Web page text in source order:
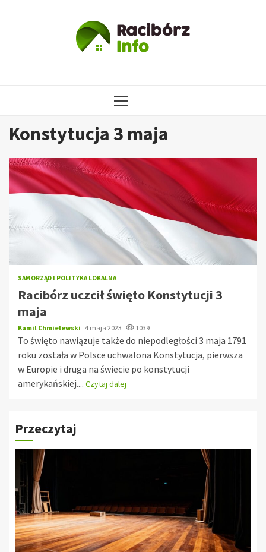
MENU
Konstytucja 3 maja
SAMORZĄD I POLITYKA LOKALNA
Racibórz uczcił święto Konstytucji 3
maja
Kamil Chmielewski 4 maja 2023 1039
To święto nawiązuje także do niepodległości 3 maja 1791
roku została w Polsce uchwalona Konstytucja, pierwsza
w Europie i druga na świecie po konstytucji
amerykańskiej.... Czytaj dalej
Przeczytaj